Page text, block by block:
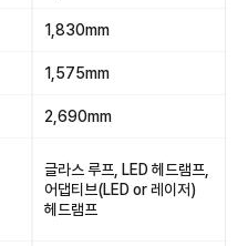
1,830mm
1,575mm
2,690mm
글라스 루프, LED 헤드램프,
어댑티브(LED or 레이저)
헤드램프